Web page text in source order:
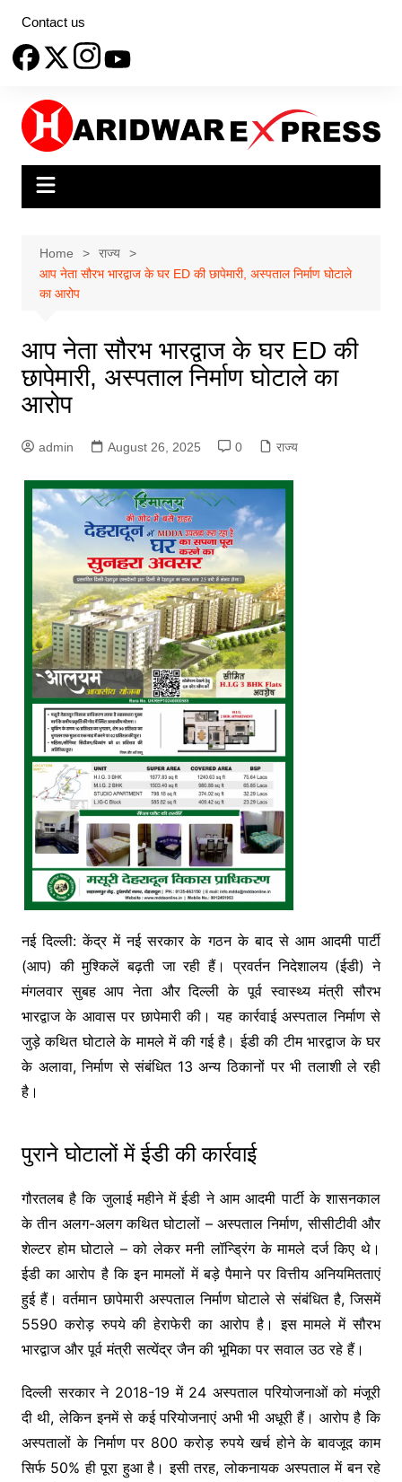
content
Contact us
Home
राज्य
आप नेता सौरभ भारद्वाज के घर ED की छापेमारी, अस्पताल निर्माण घोटाले
का आरोप
आप नेता सौरभ भारद्वाज के घर ED की
छापेमारी, अस्पताल निर्माण घोटाले का
आरोप
admin August 26, 2025 0 राज्य
नई दिल्ली: केंद्र में नई सरकार के गठन के बाद से आम आदमी पार्टी
(आप) की मुश्किलें बढ़ती जा रही हैं। प्रवर्तन निदेशालय (ईडी) ने
मंगलवार सुबह आप नेता और दिल्ली के पूर्व स्वास्थ्य मंत्री सौरभ
भारद्वाज के आवास पर छापेमारी की। यह कार्रवाई अस्पताल निर्माण से
जुड़े कथित घोटाले के मामले में की गई है। ईडी की टीम भारद्वाज के घर
के अलावा, निर्माण से संबंधित 13 अन्य ठिकानों पर भी तलाशी ले रही
है।
पुराने घोटालों में ईडी की कार्रवाई
गौरतलब है कि जुलाई महीने में ईडी ने आम आदमी पार्टी के शासनकाल
के तीन अलग-अलग कथित घोटालों – अस्पताल निर्माण, सीसीटीवी और
शेल्टर होम घोटाले – को लेकर मनी लॉन्ड्रिंग के मामले दर्ज किए थे।
ईडी का आरोप है कि इन मामलों में बड़े पैमाने पर वित्तीय अनियमितताएं
हुई हैं। वर्तमान छापेमारी अस्पताल निर्माण घोटाले से संबंधित है, जिसमें
5590 करोड़ रुपये की हेराफेरी का आरोप है। इस मामले में सौरभ
भारद्वाज और पूर्व मंत्री सत्येंद्र जैन की भूमिका पर सवाल उठ रहे हैं।
दिल्ली सरकार ने 2018-19 में 24 अस्पताल परियोजनाओं को मंजूरी
दी थी, लेकिन इनमें से कई परियोजनाएं अभी भी अधूरी हैं। आरोप है कि
अस्पतालों के निर्माण पर 800 करोड़ रुपये खर्च होने के बावजूद काम
सिर्फ 50% ही पूरा हुआ है। इसी तरह, लोकनायक अस्पताल में बन रहे